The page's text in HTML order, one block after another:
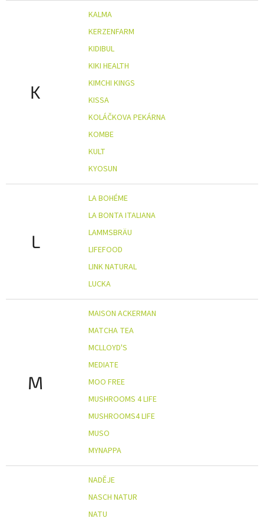
K
KALMA
KERZENFARM
KIDIBUL
KIKI HEALTH
KIMCHI KINGS
KISSA
KOLÁČKOVA PEKÁRNA
KOMBE
KULT
KYOSUN
L
LA BOHÉME
LA BONTA ITALIANA
LAMMSBRÄU
LIFEFOOD
LINK NATURAL
LUCKA
M
MAISON ACKERMAN
MATCHA TEA
MCLLOYD'S
MEDIATE
MOO FREE
MUSHROOMS 4 LIFE
MUSHROOMS4 LIFE
MUSO
MYNAPPA
NADĚJE
NASCH NATUR
NATU